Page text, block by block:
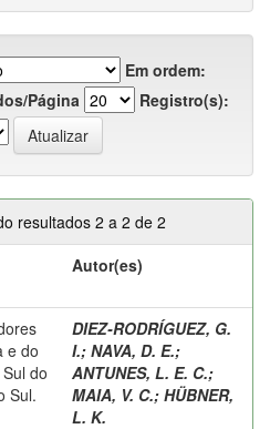
Em ordem:
Página
Registro(s):
resultados 2 a 2 de 2
Autor(es)
e do
do
Sul.
DIEZ-RODRÍGUEZ, G.
I.; NAVA, D. E.;
ANTUNES, L. E. C.;
MAIA, V. C.; HÜBNER,
L. K.